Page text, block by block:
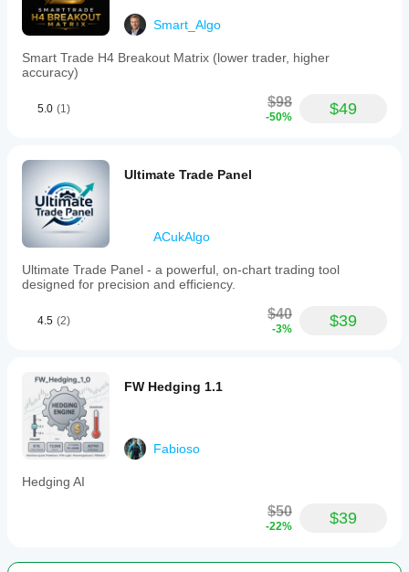
Smart_Algo
Smart Trade H4 Breakout Matrix (lower trader, higher
accuracy)
5.0 (1) $98
-50% $49
Ultimate Trade Panel
ACukAlgo
Ultimate Trade Panel - a powerful, on-chart trading tool
designed for precision and efficiency.
4.5 (2) $40
-3% $39
FW Hedging 1.1
Fabioso
Hedging AI
$50
-22% $39